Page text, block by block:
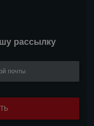
рассылку